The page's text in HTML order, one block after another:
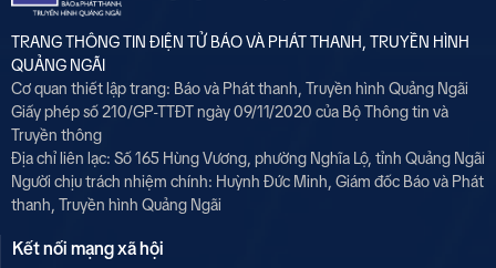
TRANG THÔNG TIN ĐIỆN TỬ BÁO VÀ PHÁT THANH, TRUYỀN HÌNH
QUẢNG NGÃI
Cơ quan thiết lập trang: Báo và Phát thanh, Truyền hình Quảng Ngãi
Giấy phép số 210/GP-TTĐT ngày 09/11/2020 của Bộ Thông tin và
Truyền thông
Địa chỉ liên lạc: Số 165 Hùng Vương, phường Nghĩa Lộ, tỉnh Quảng Ngãi
Người chịu trách nhiệm chính: Huỳnh Đức Minh, Giám đốc Báo và Phát
thanh, Truyền hình Quảng Ngãi
Kết nối mạng xã hội